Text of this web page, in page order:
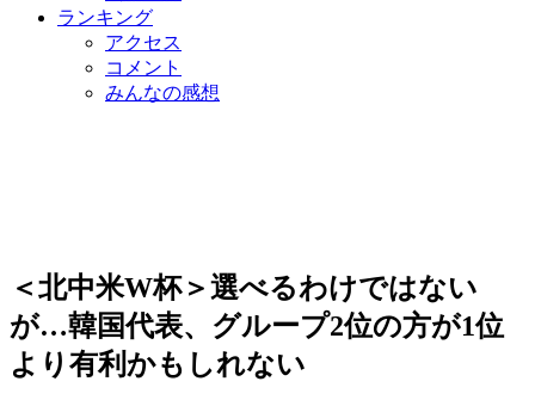
ランキング
アクセス
コメント
みんなの感想
＜北中米W杯＞選べるわけではない
が…韓国代表、グループ2位の方が1位
より有利かもしれない